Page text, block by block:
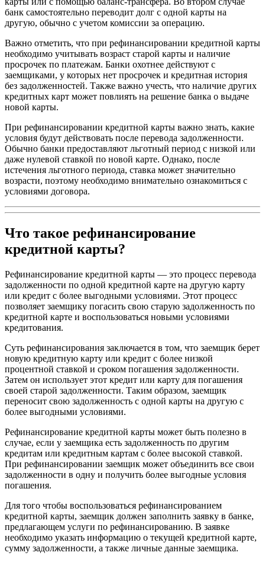
банк самостоятельно переводит долг с одной карты на
другую, обычно с учетом комиссии за операцию.
Важно отметить, что при рефинансировании кредитной карты
необходимо учитывать возраст старой карты и наличие
просрочек по платежам. Банки охотнее действуют с
заемщиками, у которых нет просрочек и кредитная история
без задолженностей. Также важно учесть, что наличие других
кредитных карт может повлиять на решение банка о выдаче
новой карты.
При рефинансировании кредитной карты важно знать, какие
условия будут действовать после перевода задолженности.
Обычно банки предоставляют льготный период с низкой или
даже нулевой ставкой по новой карте. Однако, после
истечения льготного периода, ставка может значительно
возрасти, поэтому необходимо внимательно ознакомиться с
условиями договора.
Что такое рефинансирование
кредитной карты?
Рефинансирование кредитной карты — это процесс перевода
задолженности по одной кредитной карте на другую карту
или кредит с более выгодными условиями. Этот процесс
позволяет заемщику погасить свою старую задолженность по
кредитной карте и воспользоваться новыми условиями
кредитования.
Суть рефинансирования заключается в том, что заемщик берет
новую кредитную карту или кредит с более низкой
процентной ставкой и сроком погашения задолженности.
Затем он использует этот кредит или карту для погашения
своей старой задолженности. Таким образом, заемщик
переносит свою задолженность с одной карты на другую с
более выгодными условиями.
Рефинансирование кредитной карты может быть полезно в
случае, если у заемщика есть задолженность по другим
кредитам или кредитным картам с более высокой ставкой.
При рефинансировании заемщик может объединить все свои
задолженности в одну и получить более выгодные условия
погашения.
Для того чтобы воспользоваться рефинансированием
кредитной карты, заемщик должен заполнить заявку в банке,
предлагающем услуги по рефинансированию. В заявке
необходимо указать информацию о текущей кредитной карте,
сумму задолженности, а также личные данные заемщика.